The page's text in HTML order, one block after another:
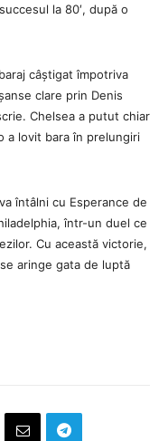
la 80′, după o
câștigat împotriva
clare prin Denis
Chelsea a putut chiar
a lovit bara în prelungiri
întâlni cu Esperance de
într-un duel ce
Cu această victorie,
aringe gata de luptă